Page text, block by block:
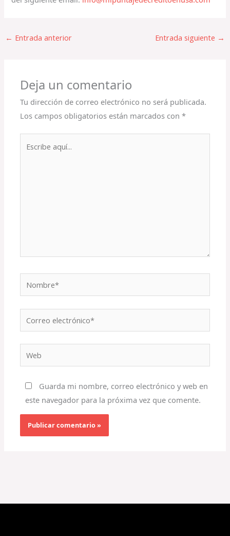
← Entrada anterior Entrada siguiente →
Deja un comentario
Tu dirección de correo electrónico no será publicada.
Los campos obligatorios están marcados con*
Nombre*
electrónico*
Guarda mi nombre, correo electrónico y web en
este navegador para la próxima vez que comente.